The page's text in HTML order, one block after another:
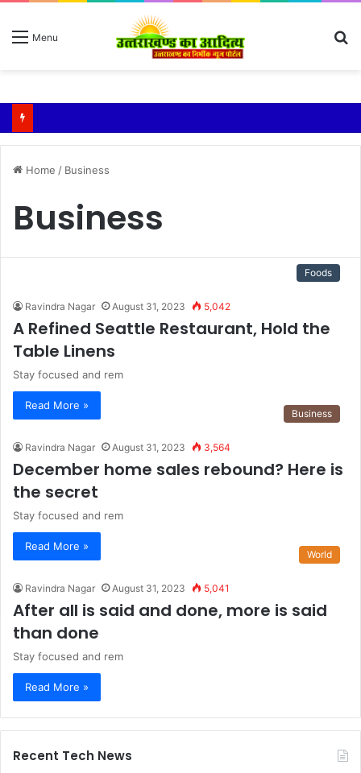
Menu
Home / Business
Business
Foods
Ravindra Nagar August 31, 2023 5,042
A Refined Seattle Restaurant, Hold the
Table Linens
Stay focused and rem
Read More »
Business
Ravindra Nagar August 31, 2023 3,564
December home sales rebound? Here is
the secret
Stay focused and rem
Read More »
World
Ravindra Nagar August 31, 2023 5,041
After all is said and done, more is said
than done
Stay focused and rem
Read More »
Recent Tech News